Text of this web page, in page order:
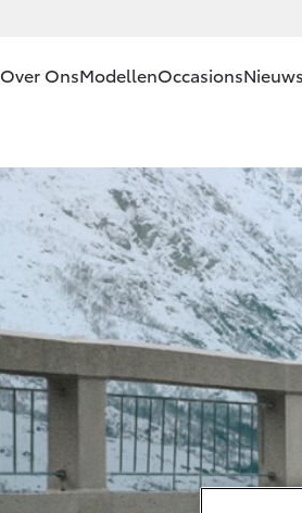
Over Ons
Ons bedrijf
Contact en
Route
Vacatures
Klantbeoordelingen
Modellen
HYBRIDE
Vanaf € 23.750,-
Corolla Hatchback
HYBRIDE
Occasions